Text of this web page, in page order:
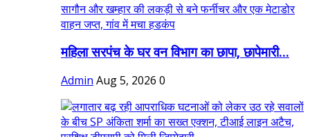
महिला सरपंच के घर वन विभाग का छापा, छापेमारी...
Admin Aug 5, 2026 0